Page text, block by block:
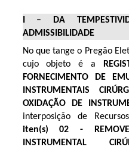
I – DA
ADMISSIBILIDADE
No que tange o Pregão
cujo objeto é a
FORNECIMENTO DE
INSTRUMENTAIS
OXIDAÇÃO DE
interposição de
iten(s) 02 -
INSTRUMENTAL